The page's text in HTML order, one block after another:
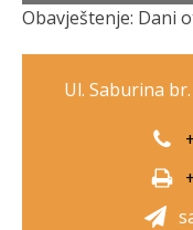
Obavještenje: Dani
Ul. Saburina